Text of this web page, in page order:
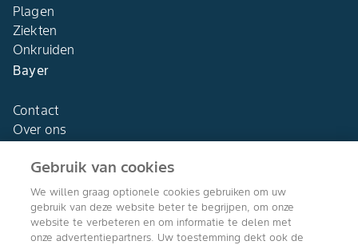
Plagen
Ziekten
Onkruiden
Bayer
Contact
Over ons
Agro Bayer
Nederland
Gebruik van cookies
We willen graag optionele cookies gebruiken om uw
gebruik van deze website beter te begrijpen, om onze
website te verbeteren en om informatie te delen met
onze advertentiepartners. Uw toestemming dekt ook de